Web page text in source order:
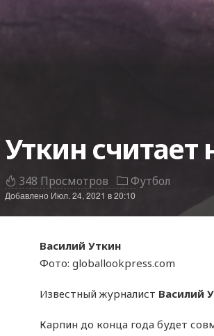
Уткин
348 Просмотров Футбол
Добавлено Июл. 24, 2021 в 20:10
Василий Уткин
Фото: globallookpress.com
Известный журналист Василий
Карпин до конца года будет